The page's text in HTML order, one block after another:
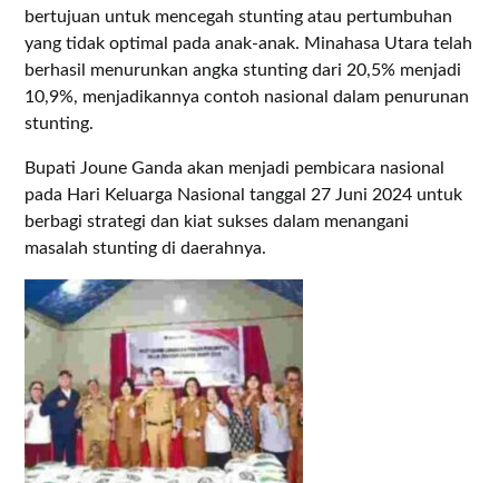
bertujuan untuk mencegah stunting atau pertumbuhan
yang tidak optimal pada anak-anak. Minahasa Utara telah
berhasil menurunkan angka stunting dari 20,5% menjadi
10,9%, menjadikannya contoh nasional dalam penurunan
stunting.
Bupati Joune Ganda akan menjadi pembicara nasional
pada Hari Keluarga Nasional tanggal 27 Juni 2024 untuk
berbagi strategi dan kiat sukses dalam menangani
masalah stunting di daerahnya.